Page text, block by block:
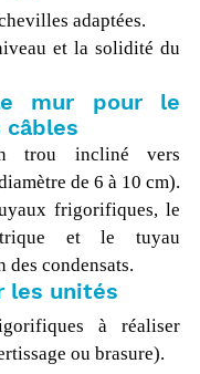
adaptées.
et la solidité du
mur pour le
câbles
trou incliné vers
de 6 à 10 cm).
frigorifiques, le
et le tuyau
des condensats.
les unités
à réaliser
ou brasure).